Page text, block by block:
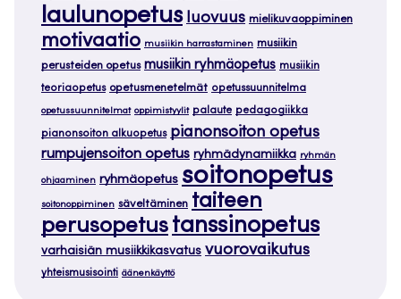
laulunopetus luovuus mielikuvaoppiminen
motivaatio musiikin harrastaminen musiikin
perusteiden opetus musiikin ryhmäopetus musiikin
teoriaopetus opetusmenetelmät opetussuunnitelma
opetussuunnitelmat oppimistyylit palaute pedagogiikka
pianonsoiton alkuopetus pianonsoiton opetus
rumpujensoiton opetus ryhmädynamiikka ryhmän
ohjaaminen ryhmäopetus soitonopetus
soitonoppiminen säveltäminen taiteen
perusopetus tanssinopetus
varhaisiän musiikkikasvatus vuorovaikutus
yhteismusisointi äänenkäyttö